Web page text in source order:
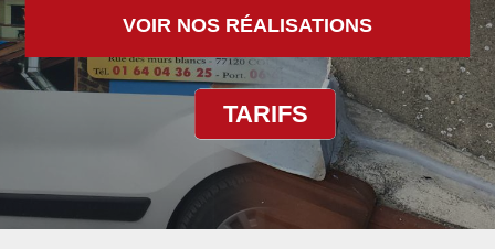
VOIR NOS RÉALISATIONS
TARIFS